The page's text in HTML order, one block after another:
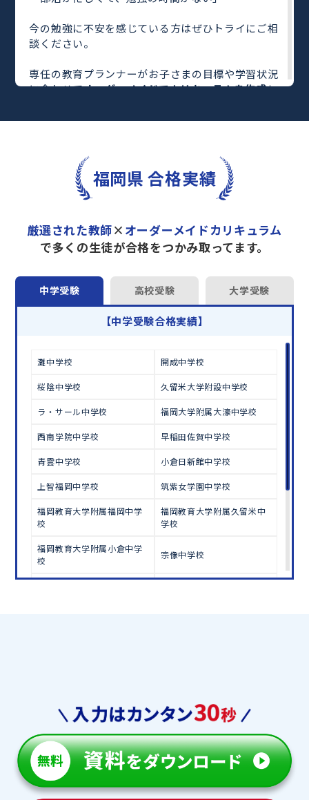
今の勉強に不安を感じている方はぜひトライにご相
談ください。
専任の教育プランナーがお子さまの目標や学習状況
に合わせてオーダーメイドでカリキュラムを作成し
完全マンツーマンで自分に合った教師がわかるまで
さらに、単元別の学習の理解度がわかる「AI学習診
や授業内容や授業以外の勉強をナビゲートする
「DAILY TRY」
など、豊富な学習コンテンツが
トライで一緒に“自己最高得点”を目指しません
か？
オンラインでの学習面談も承っております。
学習相談のお申し込みはこちら
福岡県 合格実績
厳選された教師× オーダーメイドカリキュラム
で多くの生徒が合格をつかみ取ってます。
中学受験 高校受験 大学受験
【中学受験合格実績】
灘中学校 開成中学校
桜陰中学校 久留米大学附設中学校
ラ・サール中学校 福岡大学附属大濠中学校
西南学院中学校 早稲田佐賀中学校
青雲中学校 小倉日新館中学校
上智福岡中学校 筑紫女学園中学校
福岡教育大学附属福岡中学
校
福岡教育大学附属久留米中
学校
福岡教育大学附属小倉中学
校
宗像中学校